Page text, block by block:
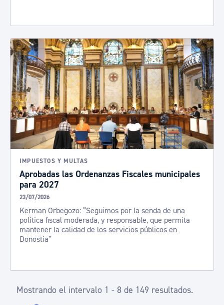
IMPUESTOS Y MULTAS
Aprobadas las Ordenanzas Fiscales municipales
para 2027
23/07/2026
Kerman Orbegozo: “Seguimos por la senda de una
política fiscal moderada, y responsable, que permita
mantener la calidad de los servicios públicos en
Donostia”
Mostrando el intervalo 1 - 8 de 149 resultados.